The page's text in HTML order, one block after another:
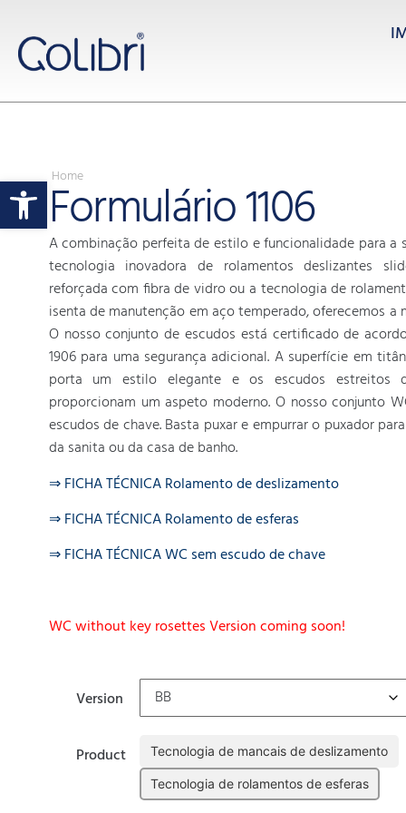
Open toolbar
Home
Formulário 1106
A combinação perfeita de estilo e funcionalidade para a
tecnologia inovadora de rolamentos deslizantes
reforçada com fibra de vidro ou a tecnologia de
isenta de manutenção em aço temperado, oferecemos a
O nosso conjunto de escudos está certificado de
1906 para uma segurança adicional. A superfície em
porta um estilo elegante e os escudos estreitos
proporcionam um aspeto moderno. O nosso conjunto
escudos de chave. Basta puxar e empurrar o puxador
da sanita ou da casa de banho.
⇒ FICHA TÉCNICA Rolamento de deslizamento
⇒ FICHA TÉCNICA Rolamento de esferas
⇒ FICHA TÉCNICA WC sem escudo de chave
WC without key rosettes Version coming soon!
Version
Product Tecnologia de mancais de deslizamento
Tecnologia de rolamentos de esferas